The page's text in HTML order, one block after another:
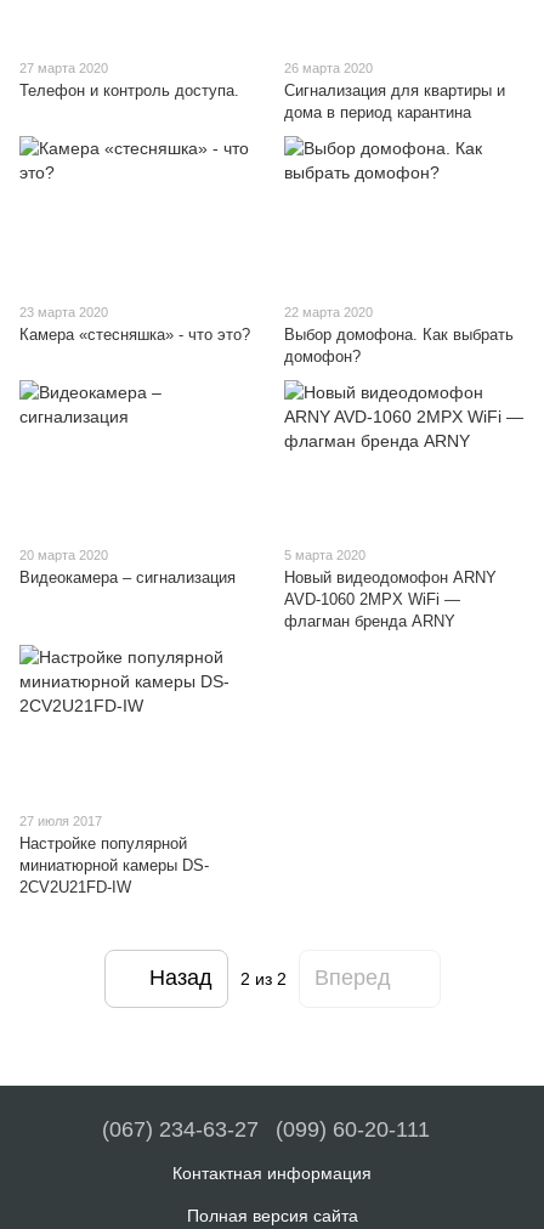
27 марта 2020
Телефон и контроль доступа.
26 марта 2020
Сигнализация для квартиры и
дома в период карантина
23 марта 2020
Камера «стесняшка» - что это?
22 марта 2020
Выбор домофона. Как выбрать
домофон?
20 марта 2020
Видеокамера – сигнализация
5 марта 2020
Новый видеодомофон ARNY
AVD-1060 2MPX WiFi —
флагман бренда ARNY
27 июля 2017
Настройке популярной
миниатюрной камеры DS-
2CV2U21FD-IW
Назад 2 из 2 Вперед
(067) 234-63-27 (099) 60-20-111
Контактная информация
Полная версия сайта